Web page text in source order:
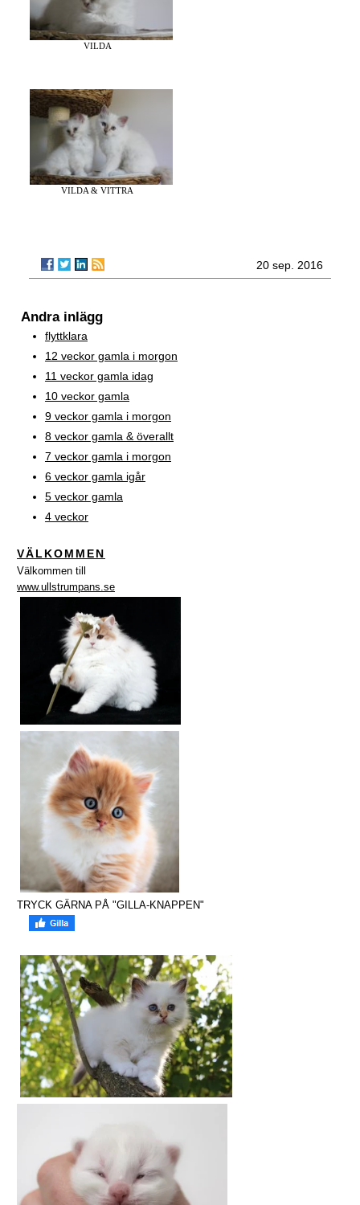
VILDA
VILDA & VITTRA
20 sep. 2016
Andra inlägg
flyttklara
12 veckor gamla i morgon
11 veckor gamla idag
10 veckor gamla
9 veckor gamla i morgon
8 veckor gamla & överallt
7 veckor gamla i morgon
6 veckor gamla igår
5 veckor gamla
4 veckor
VÄLKOMMEN
Välkommen till
www.ullstrumpans.se
TRYCK GÄRNA PÅ "GILLA-KNAPPEN"